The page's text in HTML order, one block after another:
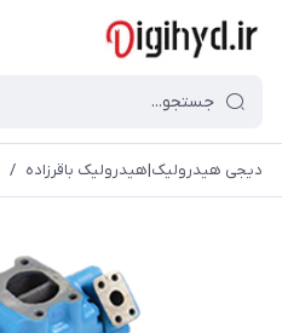
دیجی هیدرولیک|هیدرولیک باقرزاده /